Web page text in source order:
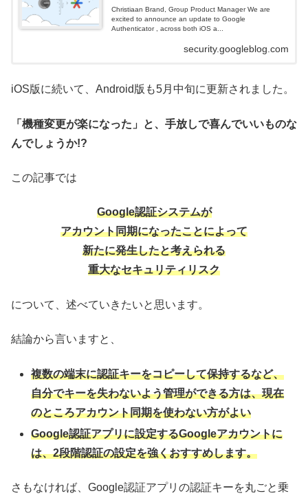
Christiaan Brand, Group Product Manager We are
excited to announce an update to Google
Authenticator , across both iOS a...
security.googleblog.com
iOS版に続いて、Android版も5月中旬に更新されました。
「機種変更が楽になった」と、手放しで喜んでいいものな
んでしょうか!?
この記事では
Google認証システムが
アカウント同期になったことによって
新たに発生したと考えられる
重大なセキュリティリスク
について、述べていきたいと思います。
結論から言いますと、
複数の端末に認証キーをコピーして保持するなど、
自分でキーを失わないよう管理ができる方は、現在
のところアカウント同期を使わない方がよい
Google認証アプリに設定するGoogleアカウントに
は、2段階認証の設定を強くおすすめします。
さもなければ、Google認証アプリの認証キーを丸ごと乗